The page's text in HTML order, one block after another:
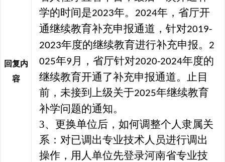
回复内
容
学的时间是2023年。 2024年，省厅开
通继续教育补充申报通道，针对2019-
2023年度的继续教育进行补充申报。
2
025年9月，省厅针对2020-2024年度的
继续教育开通了补充申报通道。止目
前，未接到上级关于2025年继续教育
补学问题的通知。
3、更换单位后，如何调整个人隶属关
系：对已调出专业技术人员进行调出
操作，用人单位先登录河南省专业技